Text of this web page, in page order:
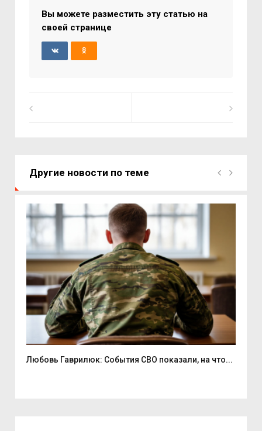
Вы можете разместить эту статью на
своей странице
Другие новости по теме
Любовь Гаврилюк: События СВО показали, на что...